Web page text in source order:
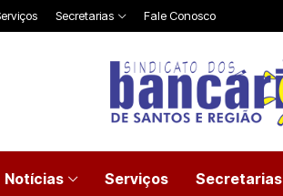
Secretarias Fale Conosco
Notícias Serviços Secretarias